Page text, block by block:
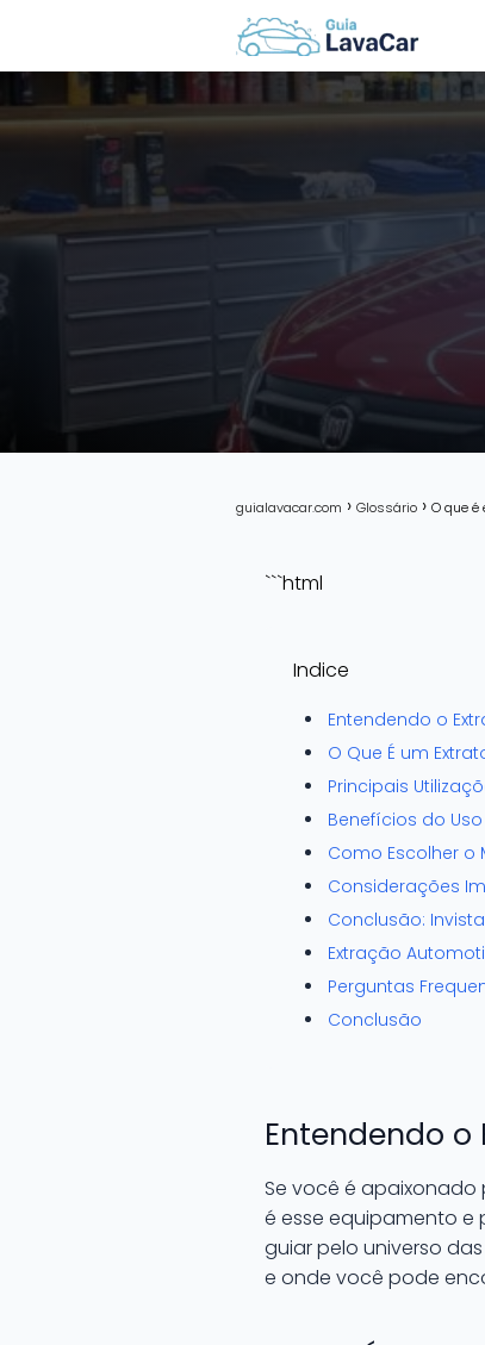
guialavacar.com Glossário O que é
```html
Indice
Entendendo o
O Que É um
Principais
Benefícios do
Como Escolher o
Considerações
Conclusão:
Extração
Perguntas
Conclusão
Entendendo o
Se você é apaixonado
é esse equipamento e
guiar pelo universo
e onde você pode